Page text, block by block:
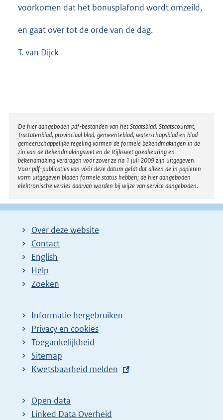
voorkomen dat het bonusplafond wordt omzeild,
en gaat over tot de orde van de dag.
T. van Dijck
Disclaimer
De hier aangeboden pdf-bestanden van het Staatsblad, Staatscourant,
Tractatenblad, provinciaal blad, gemeenteblad, waterschapsblad en blad
gemeenschappelijke regeling vormen de formele bekendmakingen in de
zin van de Bekendmakingswet en de Rijkswet goedkeuring en
bekendmaking verdragen voor zover ze na 1 juli 2009 zijn uitgegeven.
Voor pdf-publicaties van vóór deze datum geldt dat alleen de in papieren
vorm uitgegeven bladen formele status hebben; de hier aangeboden
elektronische versies daarvan worden bij wijze van service aangeboden.
Over deze website
Contact
English
Help
Zoeken
Informatie hergebruiken
Privacy en cookies
Toegankelijkheid
Sitemap
E
t
e
Kwetsbaarheid melden
Open data
Linked Data Overheid